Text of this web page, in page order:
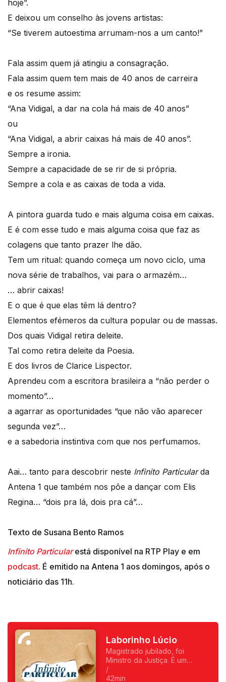
hoje”.
E deixou um conselho às jovens artistas:
“Se tiverem autoestima arrumam-nos a um canto!”
Fala assim quem já atingiu a consagração.
Fala assim quem tem mais de 40 anos de carreira
e os resume assim:
“Ana Vidigal, a dar na cola há mais de 40 anos”
ou
“Ana Vidigal, a abrir caixas há mais de 40 anos”.
Sempre a ironia.
Sempre a capacidade de se rir de si própria.
Sempre a cola e as caixas de toda a vida.
A pintora guarda tudo e mais alguma coisa em caixas.
E é com esse tudo e mais alguma coisa que faz as
colagens que tanto prazer lhe dão.
Tem um ritual: quando começa um novo ciclo, uma
nova série de trabalhos, vai para o armazém…
… abrir caixas!
E o que é que elas têm lá dentro?
Elementos efémeros da cultura popular ou de massas.
Dos quais Vidigal retira deleite.
Tal como retira deleite da Poesia.
E dos livros de Clarice Lispector.
Aprendeu com a escritora brasileira a “não perder o
momento”…
a agarrar as oportunidades “que não vão aparecer
segunda vez”…
e a sabedoria instintiva com que nos perfumamos.
Aai… tanto para descobrir neste Infinito Particularda
Antena 1 que também nos põe a dançar com Elis
Regina… “dois pra lá, dois pra cá”…
Texto de Susana Bento Ramos
Infinito Particularestá disponível na RTP Play e em
podcast. É emitido na Antena 1 aos domingos, após o
noticiário das 11h.
Laborinho Lúcio
Magistrado jubilado, foi
Ministro da Justiça. É um
homem de causas, com uma
apurada sensibilidade artística,
/
42min